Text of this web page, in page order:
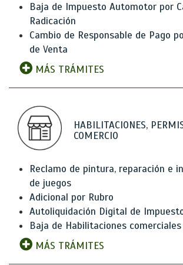
Baja de Impuesto Automotor por
Radicación
Cambio de Responsable de Pago
de Venta
MÁS TRÁMITES
HABILITACIONES,
COMERCIO
Reclamo de pintura, reparación e
de juegos
Adicional por Rubro
Autoliquidación Digital de
Baja de Habilitaciones comerciales
MÁS TRÁMITES